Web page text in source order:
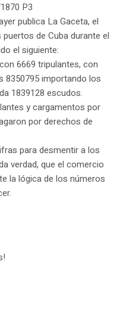
P3
publica La Gaceta, el
de Cuba durante el
el siguiente:
6669 tripulantes, con
8350795 importando los
1839128 escudos.
y cargamentos por
por derechos de
para desmentir a los
verdad, que el comercio
la lógica de los números